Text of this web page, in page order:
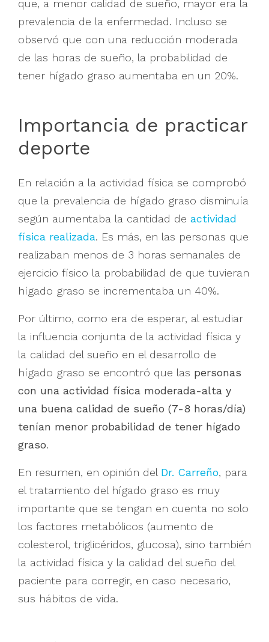
que, a menor calidad de sueño, mayor era la
prevalencia de la enfermedad. Incluso se
observó que con una reducción moderada
de las horas de sueño, la probabilidad de
tener hígado graso aumentaba en un 20%.
Importancia de practicar
deporte
En relación a la actividad física se comprobó
que la prevalencia de hígado graso disminuía
según aumentaba la cantidad de actividad
física realizada. Es más, en las personas que
realizaban menos de 3 horas semanales de
ejercicio físico la probabilidad de que tuvieran
hígado graso se incrementaba un 40%.
Por último, como era de esperar, al estudiar
la influencia conjunta de la actividad física y
la calidad del sueño en el desarrollo de
hígado graso se encontró que las personas
con una actividad física moderada-alta y
una buena calidad de sueño (7-8 horas/día)
tenían menor probabilidad de tener hígado
graso.
En resumen, en opinión del Dr. Carreño, para
el tratamiento del hígado graso es muy
importante que se tengan en cuenta no solo
los factores metabólicos (aumento de
colesterol, triglicéridos, glucosa), sino también
la actividad física y la calidad del sueño del
paciente para corregir, en caso necesario,
sus hábitos de vida.